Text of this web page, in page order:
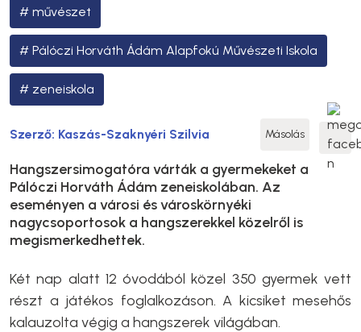
művészet
Pálóczi Horváth Ádám Alapfokú Művészeti Iskola
zeneiskola
Szerző: Kaszás-Szaknyéri Szilvia Másolás
Hangszersimogatóra várták a gyermekeket a
Pálóczi Horváth Ádám zeneiskolában. Az
eseményen a városi és városkörnyéki
nagycsoportosok a hangszerekkel közelről is
megismerkedhettek.
Két nap alatt 12 óvodából közel 350 gyermek vett
részt a játékos foglalkozáson. A kicsiket mesehős
kalauzolta végig a hangszerek világában.